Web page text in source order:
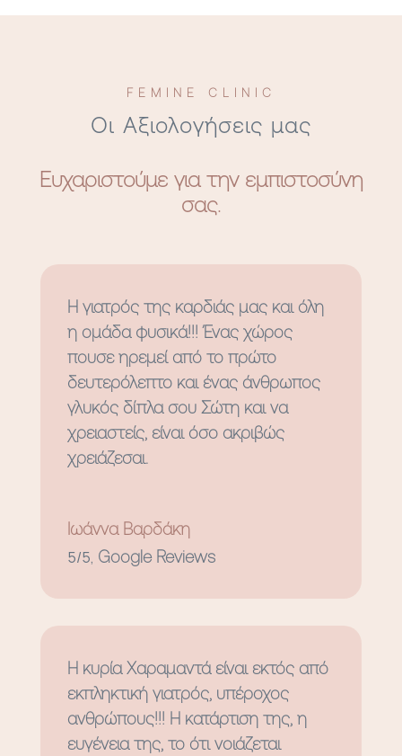
FEMINE CLINIC
Οι Αξιολογήσεις μας
Ευχαριστούμε για την εμπιστοσύνη
σας.
Η γιατρός της καρδιάς μας και όλη
η ομάδα φυσικά!!! Ένας χώρος
πουσε ηρεμεί από το πρώτο
δευτερόλεπτο και ένας άνθρωπος
γλυκός δίπλα σου Σώτη και να
χρειαστείς, είναι όσο ακριβώς
χρειάζεσαι.
Ιωάννα Βαρδάκη
5/5, Google Reviews
Η κυρία Χαραμαντά είναι εκτός από
εκπληκτική γιατρός, υπέροχος
ανθρώπους!!! Η κατάρτιση της, η
ευγένεια της, το ότι νοιάζεται